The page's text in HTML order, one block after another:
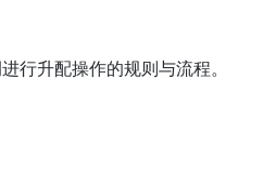
行升配操作的规则与流程。